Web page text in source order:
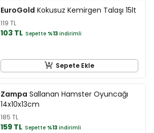
EuroGold Kokusuz Kemirgen Talaşı 15lt
119 TL
103 TL Sepette %13 indirimli
Sepete Ekle
Zampa Sallanan Hamster Oyuncağı
14x10x13cm
185 TL
159 TL Sepette %13 indirimli